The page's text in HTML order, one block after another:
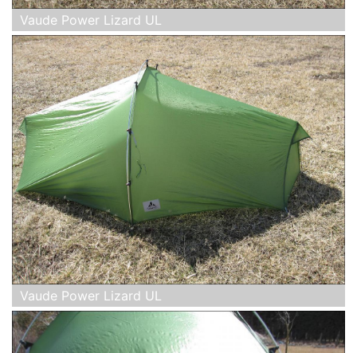
Vaude Power Lizard UL
Vaude Power Lizard UL